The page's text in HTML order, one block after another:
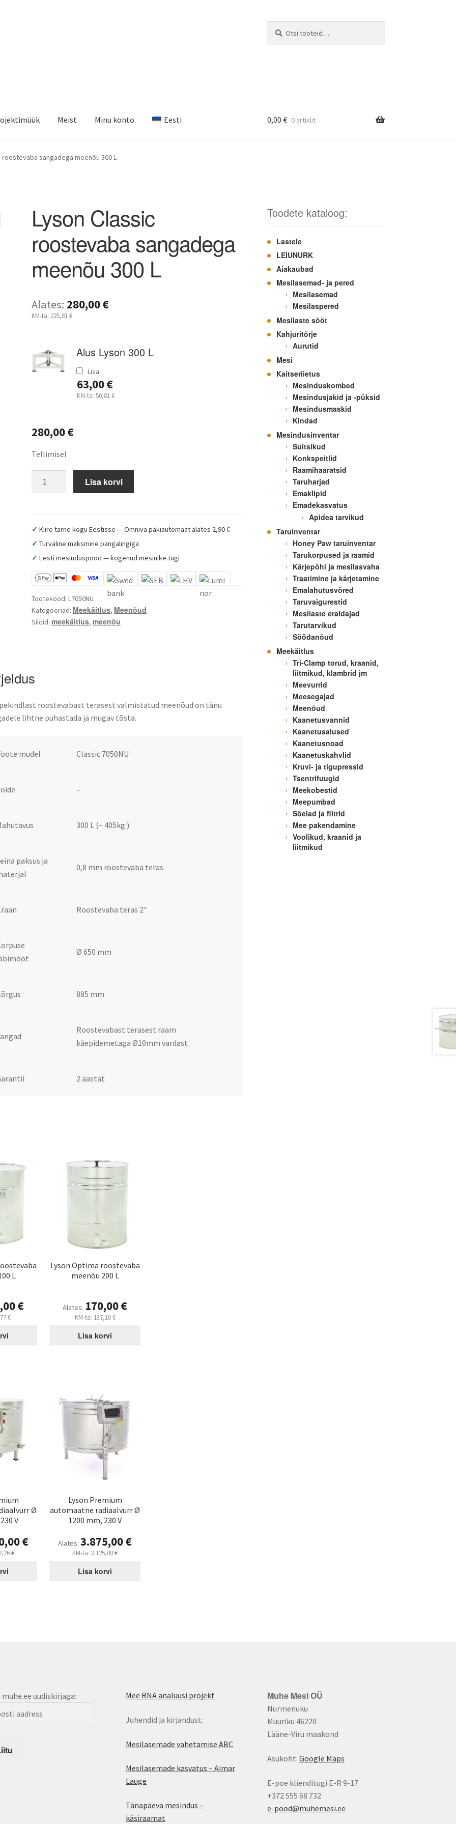
Meist Minu konto Eesti 0,00 € 0 artiklit
roostevaba sangadega meenõu 300 L
Lyson Classic
roostevaba sangadega
meenõu 300 L
Alates: 280,00€
KM-ta: 225,81€
Alus Lyson 300 L
Lisa
63,00€
KM-ta:50,81€
280,00€
Tellimisel
meenõu
300
Lisa korvi
✓ Kiire tarne kogu Eestisse — Omniva pakiautomaat alates 2,90 €
✓ Turvaline maksmine pangalingiga
✓ Eesti mesinduspood — kogenud mesinike tugi
Tootekood:L7050NU
Kategooriad: Meekäitlus, Meenõud
Sildid:meekäitlus,meenõu
roostevabast terasest valmistatud meenõud on tänu
lihtne puhastada ja mugav tõsta.
mudel Classic 7050NU
–
300 L (~ 405kg )
paksus ja
0,8 mm roostevaba teras
Roostevaba teras 2″
Ø 650 mm
885 mm
Roostevabast terasest raam
käepidemetaga Ø10mm vardast
2 aastat
L
€
€
Lyson Optima roostevaba
meenõu 200 L
Alates: 170,00€
KM-ta: 137,10€
Lisa korvi
Ø
V
€
€
Lyson Premium
automaatne radiaalvurr Ø
1200 mm, 230 V
Alates: 3.875,00€
KM-ta: 3.125,00€
Lisa korvi
Toodete kataloog:
Lastele
LEIUNURK
Aiakaubad
Mesilasemad- ja pered
Mesilasemad
Mesilaspered
Mesilaste sööt
Kahjuritõrje
Aurutid
Mesi
Kaitseriietus
Mesinduskombed
Mesindusjakid ja -püksid
Mesindusmaskid
Kindad
Mesindusinventar
Suitsikud
Konkspeitlid
Raamihaaratsid
Taruharjad
Emaklipid
Emadekasvatus
Apidea tarvikud
Taruinventar
Honey Paw taruinventar
Tarukorpused ja raamid
Kärjepõhi ja mesilasvaha
Traatimine ja kärjetamine
Emalahutusvõred
Taruvaigurestid
Mesilaste eraldajad
Tarutarvikud
Söödanõud
Meekäitlus
Tri-Clamp torud, kraanid,
liitmikud, klambrid jm
Meevurrid
Meesegajad
Meenõud
Kaanetusvannid
Kaanetusalused
Kaanetusnoad
Kaanetuskahvlid
Kruvi- ja tigupressid
Tsentrifuugid
Meekobestid
Meepumbad
Sõelad ja filtrid
Mee pakendamine
Voolikud, kraanid ja
liitmikud
uudiskirjaga: Mee RNA analüüsi projekt
Juhendid ja kirjandust:
Mesilasemade vahetamise ABC
Mesilasemade kasvatus – Aimar
Lauge
Tänapäeva mesindus –
käsiraamat
Muhe Mesi OÜ
Nurmenuku
Müüriku 46220
Lääne-Viru maakond
Asukoht: Google Maps
E-poe klienditugi E-R 9-17
+372 555 68 732
e-pood@muhemesi.ee